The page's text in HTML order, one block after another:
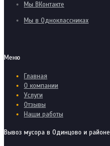
Мы ВКонтакте
Мы в Одноклассниках
Меню
Главная
О компании
Услуги
Отзывы
Наши работы
Вывоз мусора в Одинцово и районе